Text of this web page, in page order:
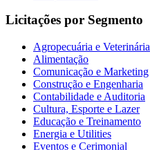
Licitações por Segmento
Agropecuária e Veterinária
Alimentação
Comunicação e Marketing
Construção e Engenharia
Contabilidade e Auditoria
Cultura, Esporte e Lazer
Educação e Treinamento
Energia e Utilities
Eventos e Cerimonial